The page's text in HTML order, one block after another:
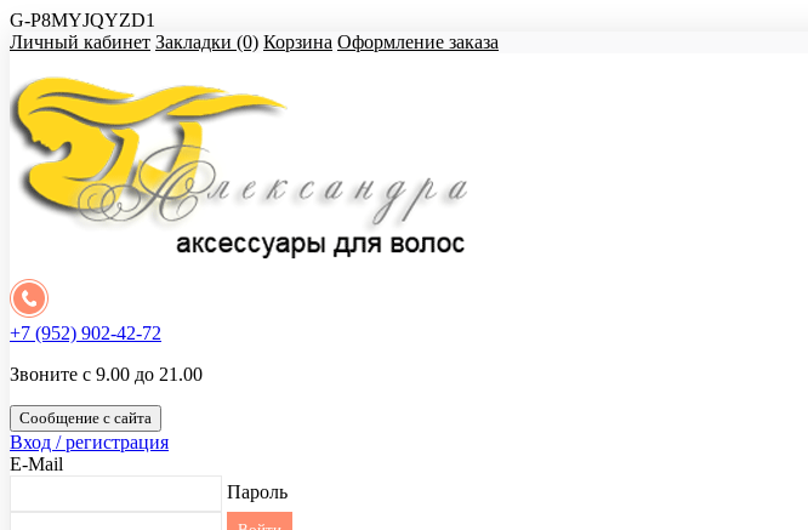
G-P8MYJQYZD1
Личный кабинет Закладки (0) Корзина Оформление заказа
+7 (952) 902-42-72
Звоните с 9.00 до 21.00
Сообщение с сайта
Вход / регистрация
E-Mail
Пароль